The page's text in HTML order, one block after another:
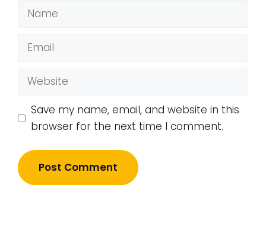
Name
Email
Website
Save my name, email, and website in this
browser for the next time I comment.